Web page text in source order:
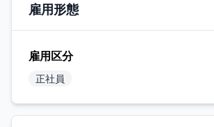
雇用形態
雇用区分
正社員